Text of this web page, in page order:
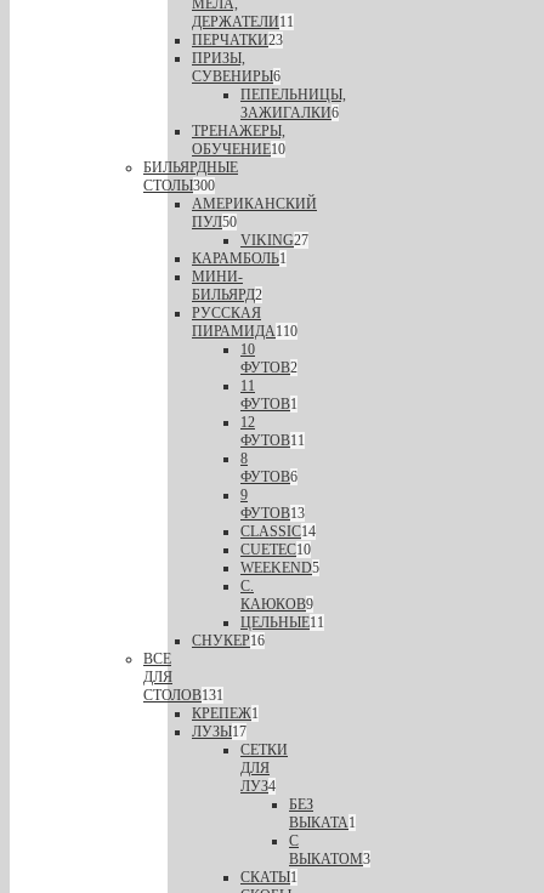
ДЕРЖАТЕЛИ11
ПЕРЧАТКИ23
ПРИЗЫ,
СУВЕНИРЫ6
ПЕПЕЛЬНИЦЫ,
ЗАЖИГАЛКИ6
ТРЕНАЖЕРЫ,
ОБУЧЕНИЕ10
БИЛЬЯРДНЫЕ
СТОЛЫ300
АМЕРИКАНСКИЙ
ПУЛ50
VIKING27
КАРАМБОЛЬ1
МИНИ-
БИЛЬЯРД2
РУССКАЯ
ПИРАМИДА110
10
ФУТОВ2
11
ФУТОВ1
12
ФУТОВ11
8
ФУТОВ6
9
ФУТОВ13
CLASSIC14
CUETEC10
WEEKEND5
С.
КАЮКОВ9
ЦЕЛЬНЫЕ11
СНУКЕР16
ВСЕ
ДЛЯ
СТОЛОВ131
КРЕПЕЖ1
ЛУЗЫ17
СЕТКИ
ДЛЯ
ЛУЗ4
БЕЗ
ВЫКАТА1
С
ВЫКАТОМ3
СКАТЫ1